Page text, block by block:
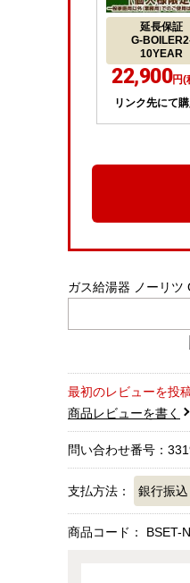
延長保証
G-
10YEAR
22,900円(
リンク先にて購
ガス給湯器 ノーリツ
最初のレビューを投
商品レビューを書く
問い合わせ番号：
支払方法： 銀行振込
商品コード： BSET-